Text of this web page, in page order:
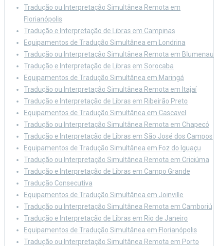
Tradução ou Interpretação Simultânea Remota em
Florianópolis
Tradução e Interpretação de Libras em Campinas
Equipamentos de Tradução Simultânea em Londrina
Tradução ou Interpretação Simultânea Remota em Blumenau
Tradução e Interpretação de Libras em Sorocaba
Equipamentos de Tradução Simultânea em Maringá
Tradução ou Interpretação Simultânea Remota em Itajaí
Tradução e Interpretação de Libras em Ribeirão Preto
Equipamentos de Tradução Simultânea em Cascavel
Tradução ou Interpretação Simultânea Remota em Chapecó
Tradução e Interpretação de Libras em São José dos Campos
Equipamentos de Tradução Simultânea em Foz do Iguaçu
Tradução ou Interpretação Simultânea Remota em Criciúma
Tradução e Interpretação de Libras em Campo Grande
Tradução Consecutiva
Equipamentos de Tradução Simultânea em Joinville
Tradução ou Interpretação Simultânea Remota em Camboriú
Tradução e Interpretação de Libras em Rio de Janeiro
Equipamentos de Tradução Simultânea em Florianópolis
Tradução ou Interpretação Simultânea Remota em Porto